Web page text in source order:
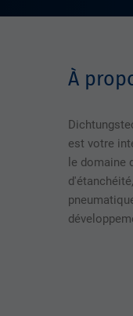
À
est votre
le domaine